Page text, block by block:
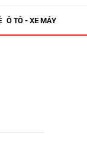
Ô TÔ - XE MÁY